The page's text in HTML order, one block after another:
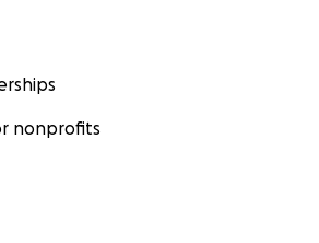
nonprofits